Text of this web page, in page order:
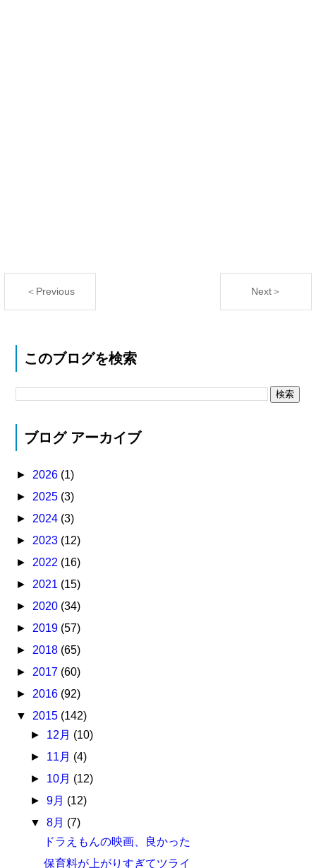
＜Previous Next＞
このブログを検索
ブログ アーカイブ
► 2026 (1)
► 2025 (3)
► 2024 (3)
► 2023 (12)
► 2022 (16)
► 2021 (15)
► 2020 (34)
► 2019 (57)
► 2018 (65)
► 2017 (60)
► 2016 (92)
▼ 2015 (142)
► 12月 (10)
► 11月 (4)
► 10月 (12)
► 9月 (12)
▼ 8月 (7)
ドラえもんの映画、良かった
保育料が上がりすぎてツライ